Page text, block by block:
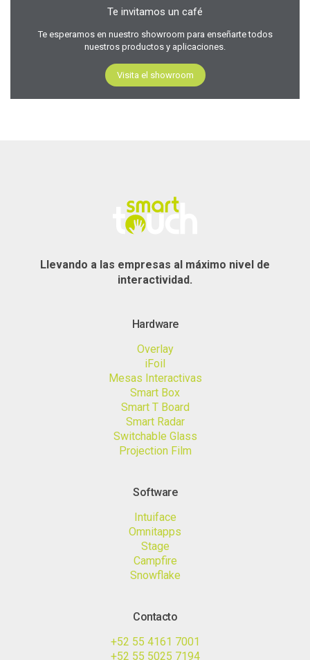
Te invitamos un café
Te esperamos en nuestro showroom para enseñarte todos
nuestros productos y aplicaciones.
Visita el showroom
Llevando a las empresas al máximo nivel de
interactividad.
Hardware
Overlay
iFoil
Mesas Interactivas
Smart Box
Smart T Board
Smart Radar
Switchable Glass
Projection Film
Software
Intuiface
Omnitapps
Stage
Campfire
Snowflake
Contacto
+52 55 4161 7001
+52 55 5025 7194